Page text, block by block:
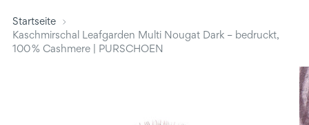
Startseite
Kaschmirschal Leafgarden Multi Nougat Dark – bedruckt,
100 % Cashmere | PURSCHOEN